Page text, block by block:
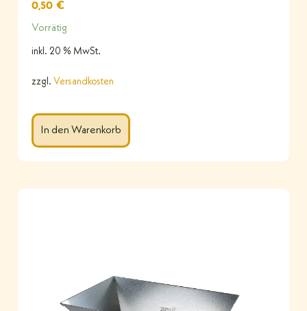
0,50 €
Vorrätig
inkl. 20 % MwSt.
zzgl. Versandkosten
In den Warenkorb